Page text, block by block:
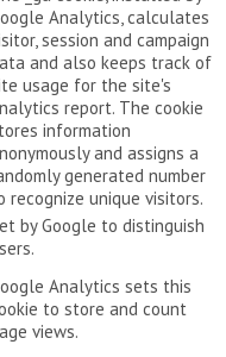
Analytics, calculates
session and campaign
and also keeps track of
usage for the site's
report. The cookie
information
and assigns a
generated number
recognize unique visitors.
by Google to distinguish
Analytics sets this
to store and count
views.